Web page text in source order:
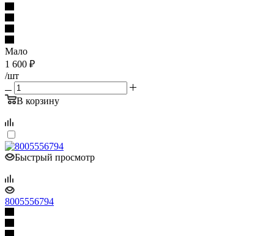
Мало
1 600 ₽
/шт
В корзину
Быстрый просмотр
8005556794